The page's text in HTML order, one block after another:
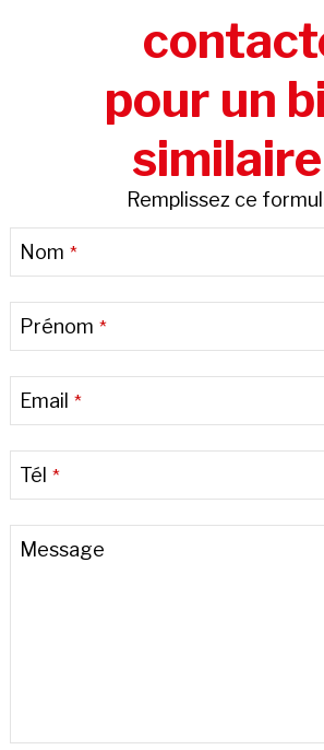
pour un
Remplissez ce
Website
URL
Nom *
Prénom *
Email *
Tél *
Message